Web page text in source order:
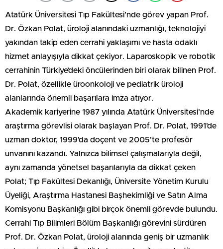
Atatürk Üniversitesi Tıp Fakültesi’nde görev yapan Prof.
Dr. Özkan Polat, üroloji alanındaki uzmanlığı, teknolojiyi
yakından takip eden cerrahi yaklaşımı ve hasta odaklı
hizmet anlayışıyla dikkat çekiyor. Laparoskopik ve robotik
cerrahinin Türkiye’deki öncülerinden biri olarak bilinen Prof.
Dr. Polat, özellikle üroonkoloji ve pediatrik üroloji
alanlarında önemli başarılara imza atıyor.
Akademik kariyerine 1987 yılında Atatürk Üniversitesi’nde
araştırma görevlisi olarak başlayan Prof. Dr. Polat, 1991’de
uzman doktor, 1999’da doçent ve 2005’te profesör
unvanını kazandı. Yalnızca bilimsel çalışmalarıyla değil,
aynı zamanda yönetsel başarılarıyla da dikkat çeken
Polat; Tıp Fakültesi Dekanlığı, Üniversite Yönetim Kurulu
Üyeliği, Araştırma Hastanesi Başhekimliği ve Satın Alma
Komisyonu Başkanlığı gibi birçok önemli görevde bulundu.
Cerrahi Tıp Bilimleri Bölüm Başkanlığı görevini sürdüren
Prof. Dr. Özkan Polat, üroloji alanında geniş bir uzmanlık